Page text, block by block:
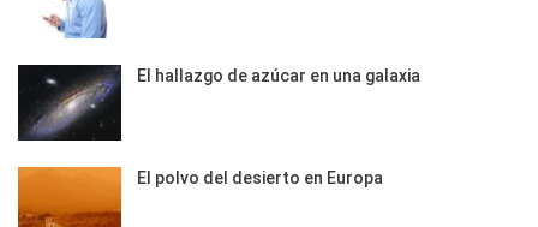
El hallazgo de azúcar en una galaxia
El polvo del desierto en Europa